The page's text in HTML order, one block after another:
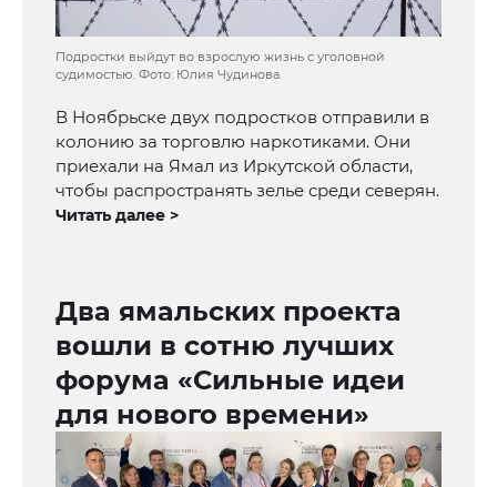
Подростки выйдут во взрослую жизнь с уголовной
судимостью. Фото: Юлия Чудинова.
В Ноябрьске двух подростков отправили в
колонию за торговлю наркотиками. Они
приехали на Ямал из Иркутской области,
чтобы распространять зелье среди северян.
Читать далее >
Два ямальских проекта
вошли в сотню лучших
форума «Сильные идеи
для нового времени»